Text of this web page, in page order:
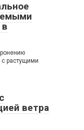
в
растущими
ветра